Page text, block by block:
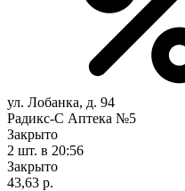
ул. Лобанка, д. 94
Радикс-С Аптека №5
Закрыто
2 шт. в 20:56
Закрыто
43,63 р.